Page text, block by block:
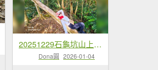
20251229石龜坑山上白石山下白石埤O走+阿姆坪
Dona圓 2026-01-04